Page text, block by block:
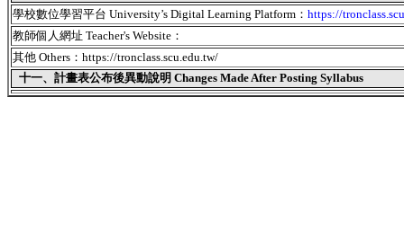
學校數位學習平台 University’s Digital Learning Platform： https://
教師個人網址 Teacher's Website：
其他 Others：https://tronclass.scu.edu.tw/
十一、 計畫表公布後異動說明 Changes Made After Posting Syllabus